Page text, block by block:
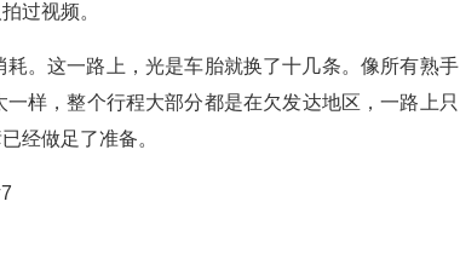
过视频。
。这一路上，光是车胎就换了十几条。像所有熟手
样，整个行程大部分都是在欠发达地区，一路上只
经做足了准备。